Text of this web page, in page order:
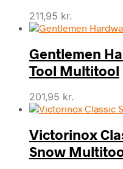
211,95 kr.
Gentlemen
Tool Multitool
201,95 kr.
Victorinox
Snow